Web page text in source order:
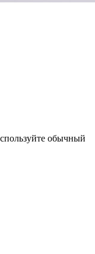
обычный